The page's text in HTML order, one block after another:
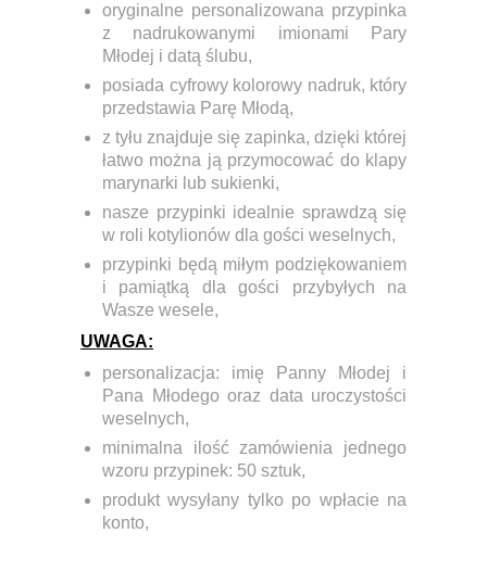
oryginalne personalizowana przypinka
z nadrukowanymi imionami Pary
Młodej i datą ślubu,
posiada cyfrowy kolorowy nadruk, który
przedstawia Parę Młodą,
z tyłu znajduje się zapinka, dzięki której
łatwo można ją przymocować do klapy
marynarki lub sukienki,
nasze przypinki idealnie sprawdzą się
w roli kotylionów dla gości weselnych,
przypinki będą miłym podziękowaniem
i pamiątką dla gości przybyłych na
Wasze wesele,
UWAGA:
personalizacja: imię Panny Młodej i
Pana Młodego oraz data uroczystości
weselnych,
minimalna ilość zamówienia jednego
wzoru przypinek: 50 sztuk,
produkt wysyłany tylko po wpłacie na
konto,